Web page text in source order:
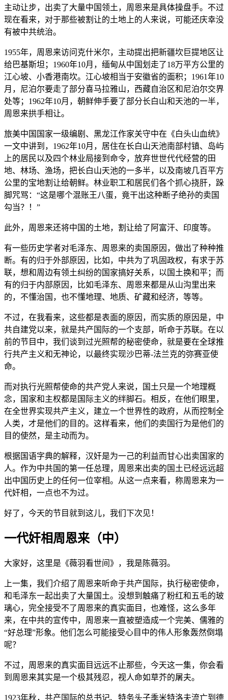
主动让步，出卖了大量中国领土，周恩来是具体操盘手。不过
现在看来，对于那些被割让的土地上的人来说，可能还庆幸没
有被中共统治。
1955年，周恩来访问克什米尔，主动提出把新疆坎巨提地区让
给巴基斯坦；1960年10月，缅甸从中国划走了18万平方公里的
江心坡、小香港南坎。江心坡相当于安徽省的面积；1961年10
月，尼泊尔要走了部分喜马拉雅山，西藏自治区和尼泊尔交界
处等；1962年10月，朝鲜伸手要了部分长白山和天池的一半，
周恩来拱手相让。
旅美中国国家一级编剧、黑龙江作家关守中在《白头山血统》
一文中讲到，1962年10月，居住在长白山天池南部村镇、岛屿
上的居民以及四个林业局接到命令，放弃世世代代经营的田
地、林场、渔场，把长白山天池的一多半，以及南坡几百平方
公里的宝地割让给朝鲜。林业职工和居民们各个抓心挠肝，跺
脚咒骂：“这是哪个混账王八蛋，竟干出这种断子绝孙的卖国
勾当？！”
此外，周恩来还将中国的土地，割让给了阿富汗、印度等。
有一些历史学者对毛泽东、周恩来的卖国原因，做出了种种推
断。有的归于外部原因，比如，中共为了巩固政权，有求于苏
联，想和周边有领土纠纷的国家搞好关系，以国土换和平；而
有的归于内部原因，比如毛泽东、周恩来都是从山沟里出来
的，不懂治国，也不懂地理、地质、矿藏和经济，等等。
不过，在我看来，这些都是表面的原因，而实质的原因是，中
共自建党以来，就是共产国际的一个支部，听命于苏联。在以
前的节目中，我们谈到过光照帮的秘密使命，就是要在全球推
行共产主义和无神论，以最终实现沙巴蒂-法兰克的弥赛亚使
命。
而对执行光照帮使命的共产党人来说，国土只是一个地理概
念，国家和主权都是国际主义的绊脚石。相反，在他们眼里，
在全世界实现共产主义，建立一个世界性的政府，从而控制全
人类，才是他们的目的。这样看来，他们的卖国行为是他们的
目的使然，是主动而为。
根据国语字典的解释，汉奸是为一己的利益而甘心出卖国家的
人。作为中共国的第一任总理，周恩来出卖的国土已经远远超
出中国历史上的任何一位宰相。从这一点来看，称周恩来为一
代奸相，一点也不为过。
好了，今天的节目就到这儿，我们下次见！
一代奸相周恩来（中）
大家好，这里是《薇羽看世间》，我是陈薇羽。
上一集，我们介绍了周恩来听命于共产国际，执行秘密使命，
和毛泽东一起出卖了大量国土。没想到触痛了粉红和五毛的玻
璃心，完全接受不了周恩来的真实面目，也难怪，这么多年
来，在中共的宣传中，周恩来一直被塑造成一个完美、儒雅的
“好总理”形象。他们怎么可能接受心目中的伟人形象轰然倒塌
呢？
不过，周恩来的真实面目远远不止那些，今天这一集，你会看
到周恩来其实是一个极其残忍，视人命如草芥的屠夫。
1923年秋，共产国际的总书记、特务头子季米特洛夫流亡到德